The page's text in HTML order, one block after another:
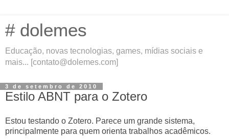
# dolemes
Educação, novas tecnologias, games, mídias sociais e
mais... [contato@dolemes.com]
3 de setembro de 2010
Estilo ABNT para o Zotero
Estou testando o Zotero. Parece um grande sistema,
principalmente para quem orienta trabalhos acadêmicos.